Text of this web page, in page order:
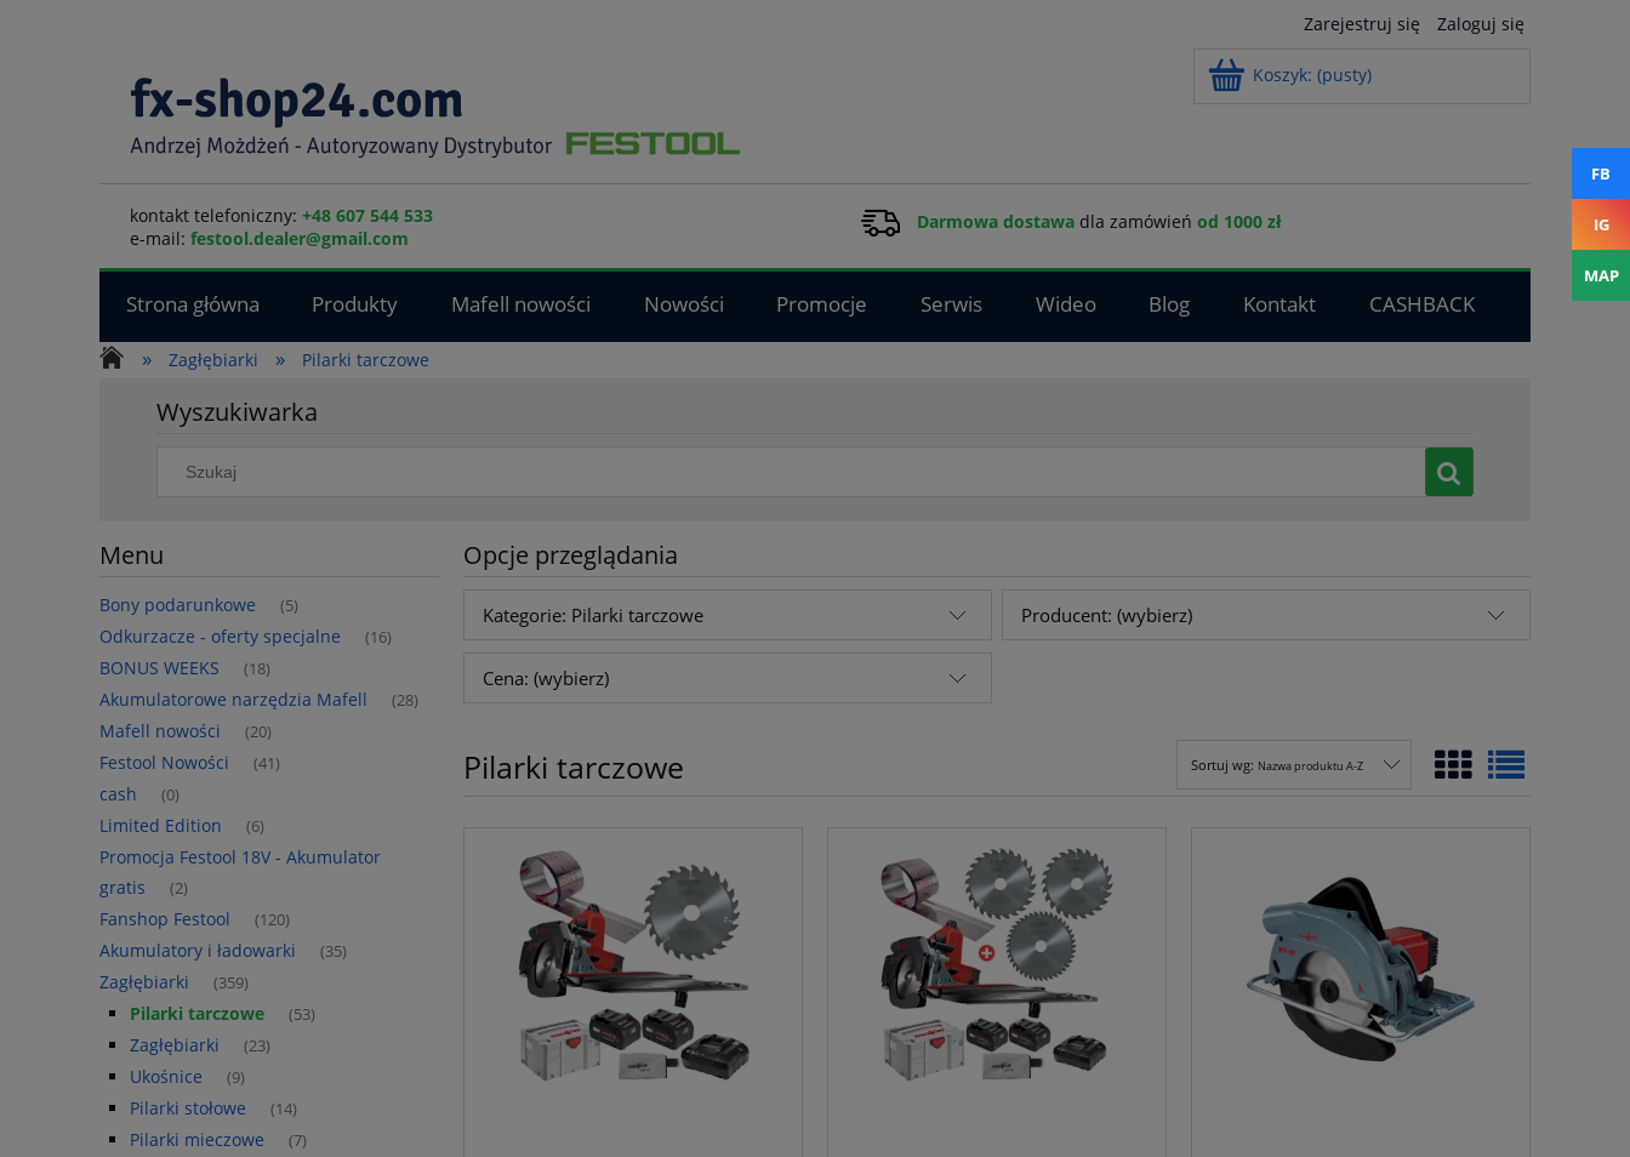
Zarejestruj się Zaloguj się
Koszyk: (pusty)
kontakt telefoniczny: +48 607 544 533
e-mail: festool.dealer@gmail.com
Darmowa dostawadla zamówień od 1000 zł
Strona główna Produkty Mafell nowości Nowości Promocje Serwis Wideo Blog Kontakt
CASHBACK
»
Zagłębiarki » Pilarki tarczowe
Wyszukiwarka
Menu
Bony podarunkowe (5)
Odkurzacze - oferty specjalne (16)
BONUS WEEKS (18)
Akumulatorowe narzędzia Mafell (28)
Mafell nowości (20)
Festool Nowości (41)
cash (0)
Limited Edition (6)
Promocja Festool 18V - Akumulator
gratis
(2)
Fanshop Festool (120)
Akumulatory i ładowarki (35)
Zagłębiarki (359)
Pilarki tarczowe (53)
Zagłębiarki (23)
Ukośnice (9)
Pilarki stołowe (14)
Pilarki mieczowe (7)
Opcje przeglądania
Kategorie: Pilarki tarczowe Producent: (wybierz)
Cena: (wybierz)
Pilarki tarczowe Sortuj wg: Nazwa produktu A-Z
FB
IG
MAP